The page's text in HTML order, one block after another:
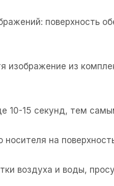
поверхность
изображение из
10-15 секунд, тем
на
воздуха и воды,